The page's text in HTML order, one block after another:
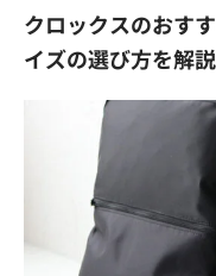
クロックスのおす
イズの選び方を解